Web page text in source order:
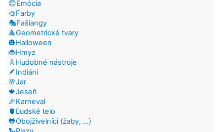
😊Emócia
🎨Farby
🎭Fašiangy
🔺Geometrické tvary
🎃Halloween
🐞Hmyz
🎸Hudobné nástroje
🪶Indiáni
🌸Jar
🍁Jeseň
🎉Karneval
🫀Ľudské telo
🐸Obojživelníci (žaby, ...)